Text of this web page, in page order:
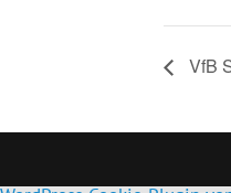
VfB